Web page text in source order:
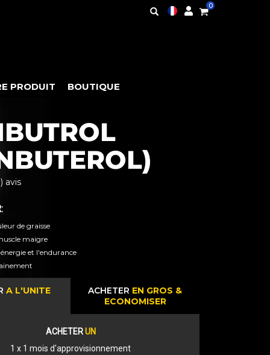
0
PRODUIT BOUTIQUE
avis
de graisse
maigre
et l'endurance
A L'UNITE ACHETER EN GROS &
ECONOMISER
ACHETERUN
1 x 1 mois d'approvisionnement